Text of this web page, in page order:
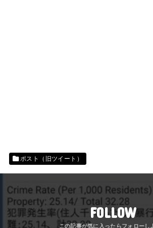
ポスト（旧ツイート）
FOLLOW